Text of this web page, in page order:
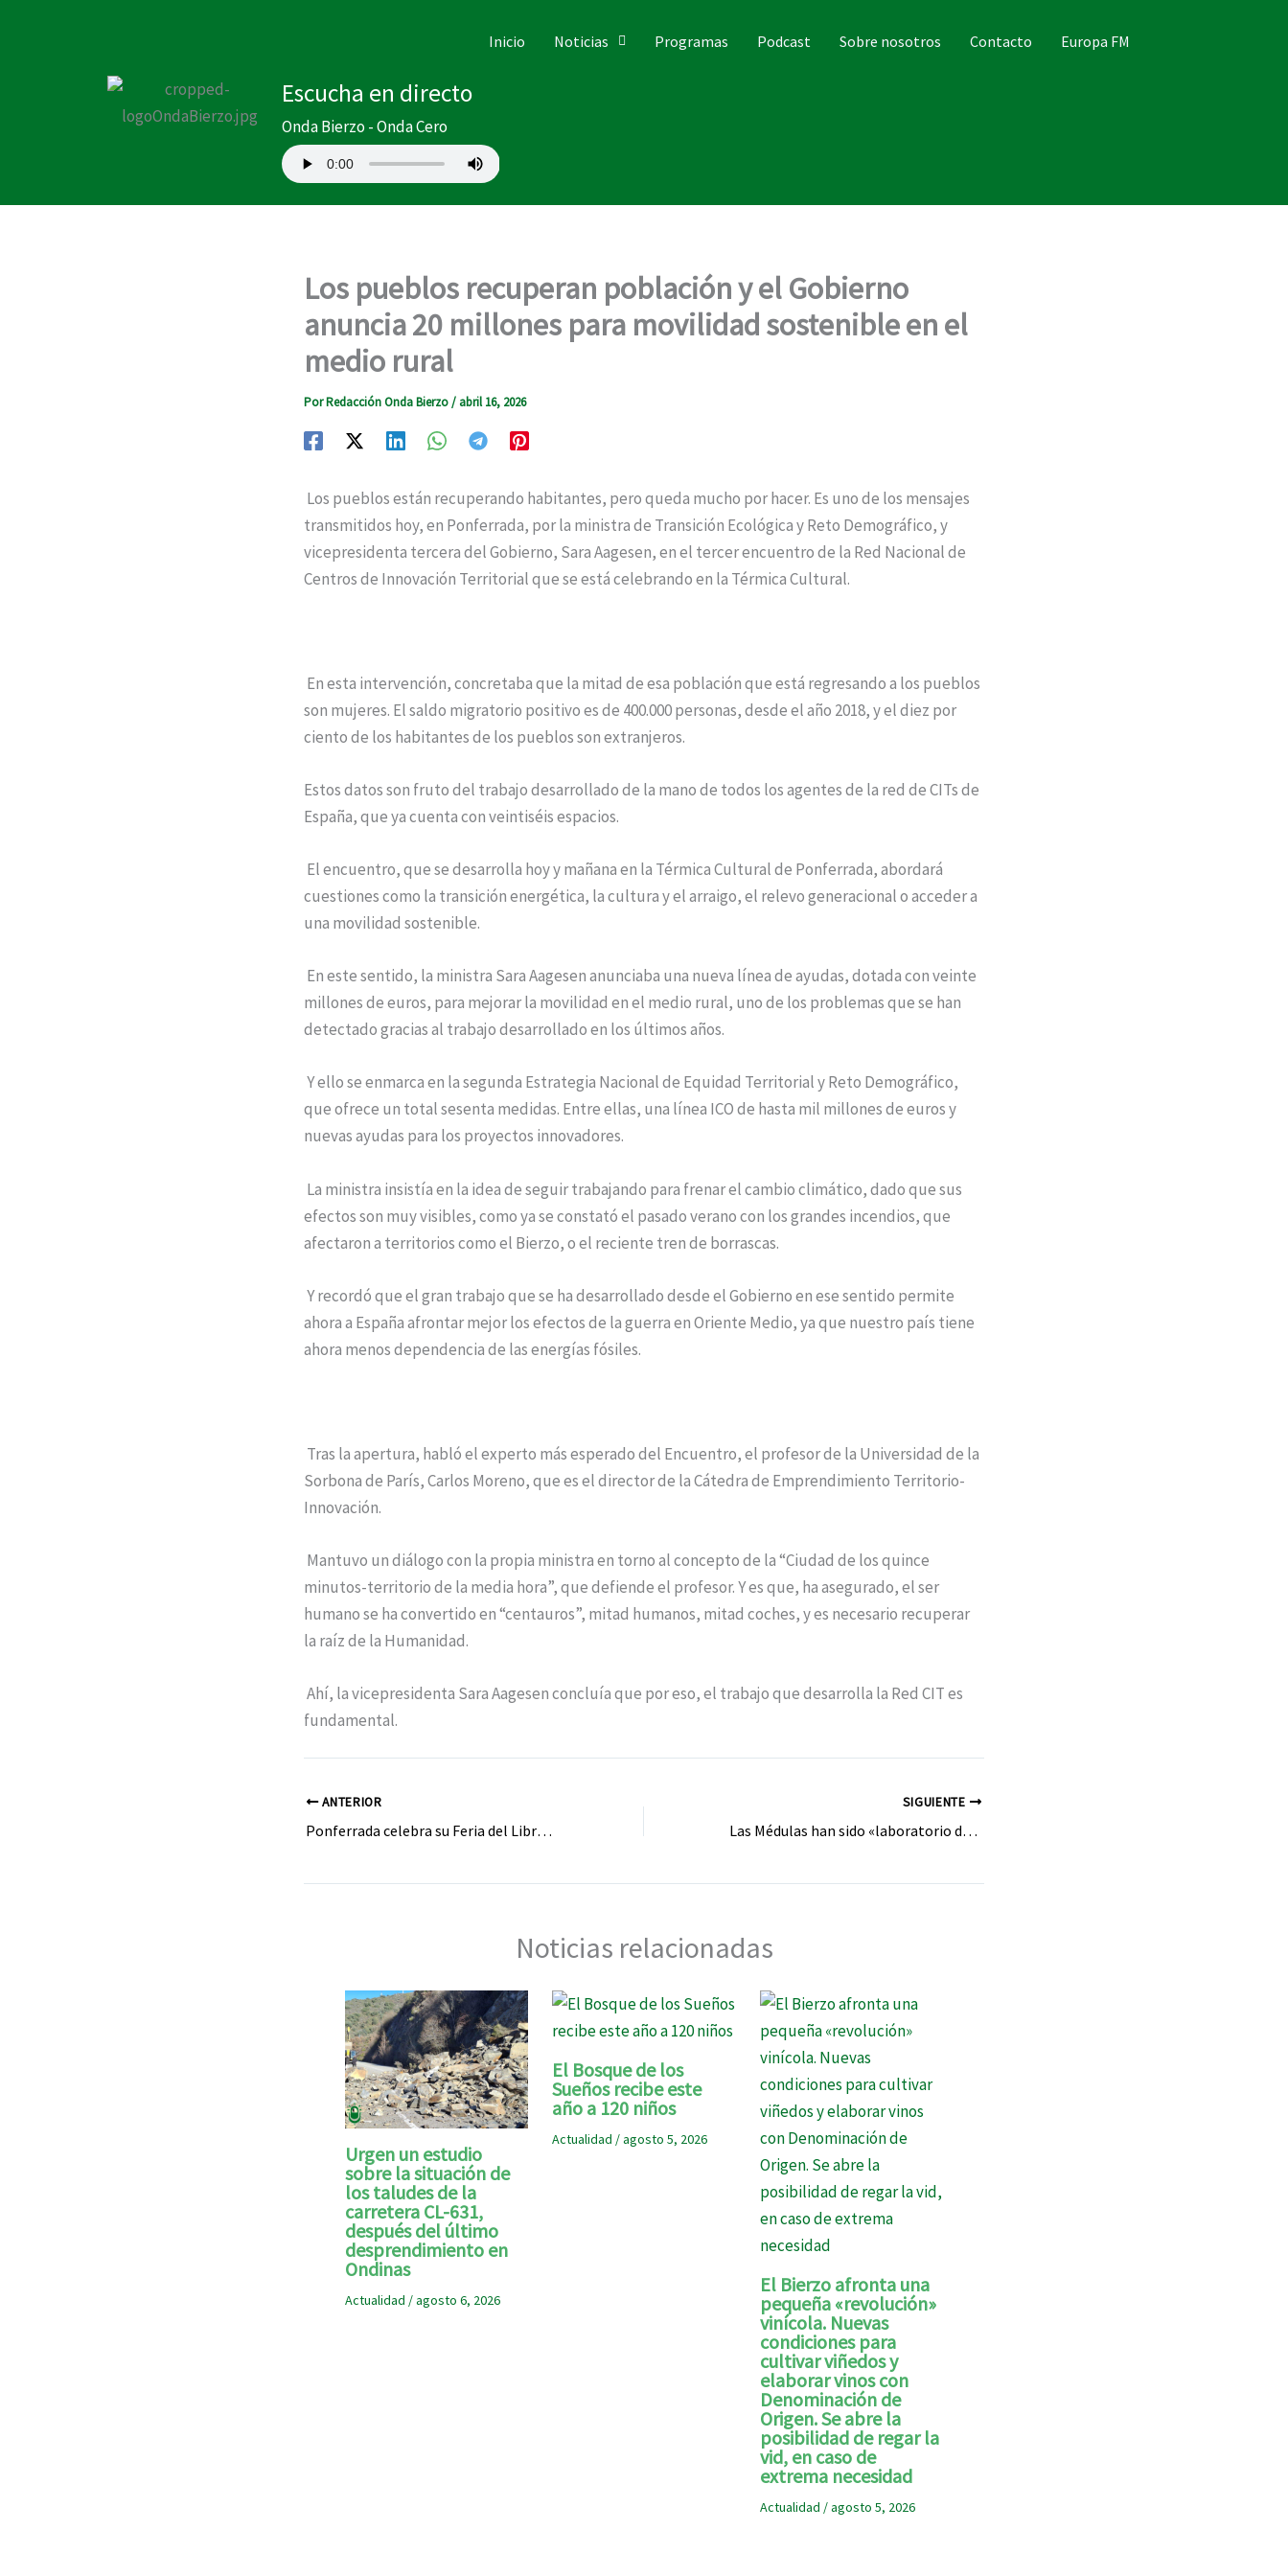
Inicio Noticias Programas Podcast Sobre nosotros Contacto Europa FM
Escucha en directo
Onda Bierzo - Onda Cero
Los pueblos recuperan población y el Gobierno
anuncia 20 millones para movilidad sostenible en el
medio rural
PorRedacción Onda Bierzo/ abril 16, 2026
Los pueblos están recuperando habitantes, pero queda mucho por hacer. Es uno de los mensajes
transmitidos hoy, en Ponferrada, por la ministra de Transición Ecológica y Reto Demográfico, y
vicepresidenta tercera del Gobierno, Sara Aagesen, en el tercer encuentro de la Red Nacional de
Centros de Innovación Territorial que se está celebrando en la Térmica Cultural.
En esta intervención, concretaba que la mitad de esa población que está regresando a los pueblos
son mujeres. El saldo migratorio positivo es de 400.000 personas, desde el año 2018, y el diez por
ciento de los habitantes de los pueblos son extranjeros.
Estos datos son fruto del trabajo desarrollado de la mano de todos los agentes de la red de CITs de
España, que ya cuenta con veintiséis espacios.
El encuentro, que se desarrolla hoy y mañana en la Térmica Cultural de Ponferrada, abordará
cuestiones como la transición energética, la cultura y el arraigo, el relevo generacional o acceder a
una movilidad sostenible.
En este sentido, la ministra Sara Aagesen anunciaba una nueva línea de ayudas, dotada con veinte
millones de euros, para mejorar la movilidad en el medio rural, uno de los problemas que se han
detectado gracias al trabajo desarrollado en los últimos años.
Y ello se enmarca en la segunda Estrategia Nacional de Equidad Territorial y Reto Demográfico,
que ofrece un total sesenta medidas. Entre ellas, una línea ICO de hasta mil millones de euros y
nuevas ayudas para los proyectos innovadores.
La ministra insistía en la idea de seguir trabajando para frenar el cambio climático, dado que sus
efectos son muy visibles, como ya se constató el pasado verano con los grandes incendios, que
afectaron a territorios como el Bierzo, o el reciente tren de borrascas.
Y recordó que el gran trabajo que se ha desarrollado desde el Gobierno en ese sentido permite
ahora a España afrontar mejor los efectos de la guerra en Oriente Medio, ya que nuestro país tiene
ahora menos dependencia de las energías fósiles.
Tras la apertura, habló el experto más esperado del Encuentro, el profesor de la Universidad de la
Sorbona de París, Carlos Moreno, que es el director de la Cátedra de Emprendimiento Territorio-
Innovación.
Mantuvo un diálogo con la propia ministra en torno al concepto de la “Ciudad de los quince
minutos-territorio de la media hora”, que defiende el profesor. Y es que, ha asegurado, el ser
humano se ha convertido en “centauros”, mitad humanos, mitad coches, y es necesario recuperar
la raíz de la Humanidad.
Ahí, la vicepresidenta Sara Aagesen concluía que por eso, el trabajo que desarrolla la Red CIT es
fundamental.
ANTERIOR
Ponferrada celebra su Feria del Libro del 18 al 26 de abril en la plaza de la Encina
SIGUIENTE
Las Médulas han sido «laboratorio de pruebas» para proteger monumentos o enclaves Patrimonio de la Humanidad. Sus enseñanzas servirán de ejemplo para mejorar la gestión de otros territorios
Noticias relacionadas
Urgen un estudio
sobre la situación de
los taludes de la
carretera CL-631,
después del último
desprendimiento en
Ondinas
Actualidad /agosto 6, 2026
El Bosque de los
Sueños recibe este
año a 120 niños
Actualidad /agosto 5, 2026
El Bierzo afronta una
pequeña «revolución»
vinícola. Nuevas
condiciones para
cultivar viñedos y
elaborar vinos con
Denominación de
Origen. Se abre la
posibilidad de regar la
vid, en caso de
extrema necesidad
Actualidad /agosto 5, 2026